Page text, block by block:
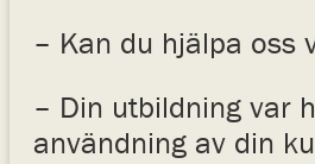
– Kan du hjälpa oss
– Din utbildning var
användning av din